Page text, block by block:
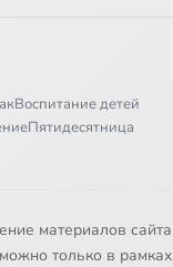
Воспитание детей
Пятидесятница
материалов сайта
только в рамках